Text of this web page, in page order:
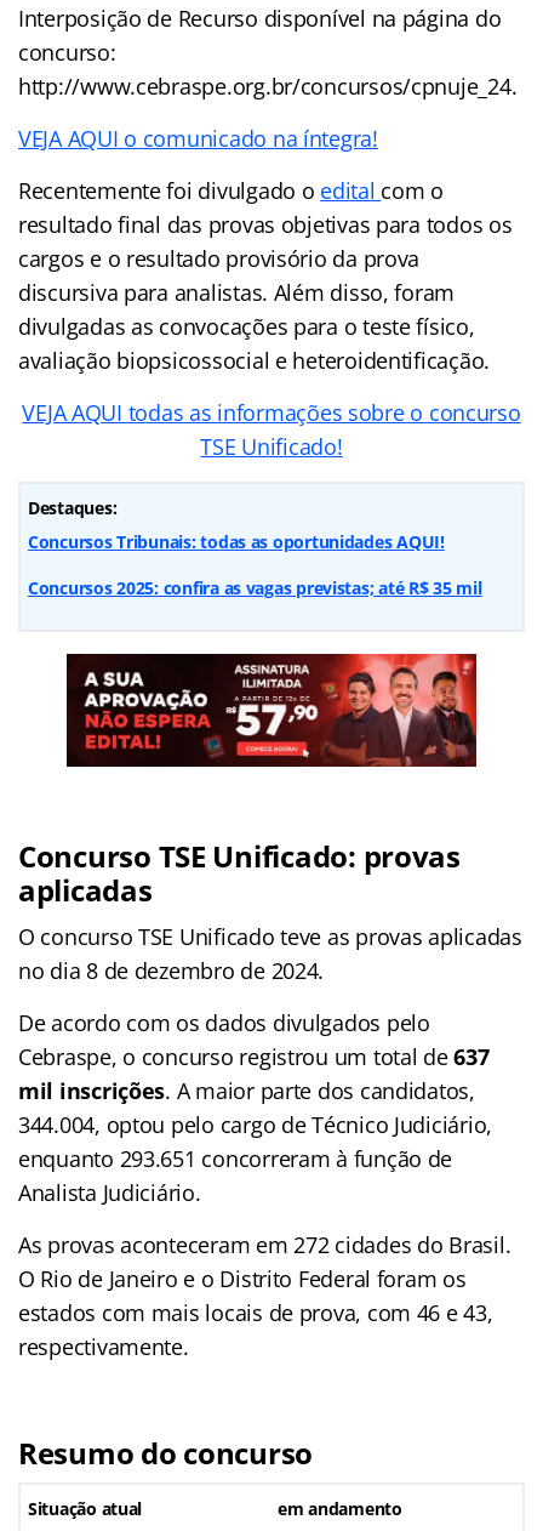
Interposição de Recurso disponível na página do
concurso:
http://www.cebraspe.org.br/concursos/cpnuje_24.
VEJA AQUI o comunicado na íntegra!
Recentemente foi divulgado o edital com o
resultado final das provas objetivas para todos os
cargos e o resultado provisório da prova
discursiva para analistas. Além disso, foram
divulgadas as convocações para o teste físico,
avaliação biopsicossocial e heteroidentificação.
VEJA AQUI todas as informações sobre o concurso
TSE Unificado!
Destaques:
Concursos Tribunais: todas as oportunidades AQUI!
Concursos 2025: confira as vagas previstas; até R$ 35 mil
Concurso TSE Unificado: provas
aplicadas
O concurso TSE Unificado teve as provas aplicadas
no dia 8 de dezembro de 2024.
De acordo com os dados divulgados pelo
Cebraspe, o concurso registrou um total de637
mil inscrições. A maior parte dos candidatos,
344.004, optou pelo cargo de Técnico Judiciário,
enquanto 293.651 concorreram à função de
Analista Judiciário.
As provas aconteceram em 272 cidades do Brasil.
O Rio de Janeiro e o Distrito Federal foram os
estados com mais locais de prova, com 46 e 43,
respectivamente.
Resumo do concurso
Situação atual em andamento